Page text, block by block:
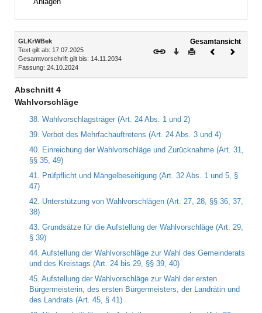
Inhalt
GLKrWBek
Text gilt ab: 17.07.2025
Gesamtvorschrift gilt bis: 14.11.2034
Fassung: 24.10.2024
Gesamtansicht
Download
DruckenVorheriges
Abschnitt 4
Wahlvorschläge
38. Wahlvorschlagsträger (Art. 24 Abs. 1 und 2)
39. Verbot des Mehrfachauftretens (Art. 24 Abs. 3 und 4)
40. Einreichung der Wahlvorschläge und Zurücknahme (Art. 31,
§§ 35, 49)
41. Prüfpflicht und Mängelbeseitigung (Art. 32 Abs. 1 und 5, §
47)
42. Unterstützung von Wahlvorschlägen (Art. 27, 28, §§ 36, 37,
38)
43. Grundsätze für die Aufstellung der Wahlvorschläge (Art. 29,
§ 39)
44. Aufstellung der Wahlvorschläge zur Wahl des Gemeinderats
und des Kreistags (Art. 24 bis 29, §§ 39, 40)
45. Aufstellung der Wahlvorschläge zur Wahl der ersten
Bürgermeisterin, des ersten Bürgermeisters, der Landrätin und
des Landrats (Art. 45, § 41)